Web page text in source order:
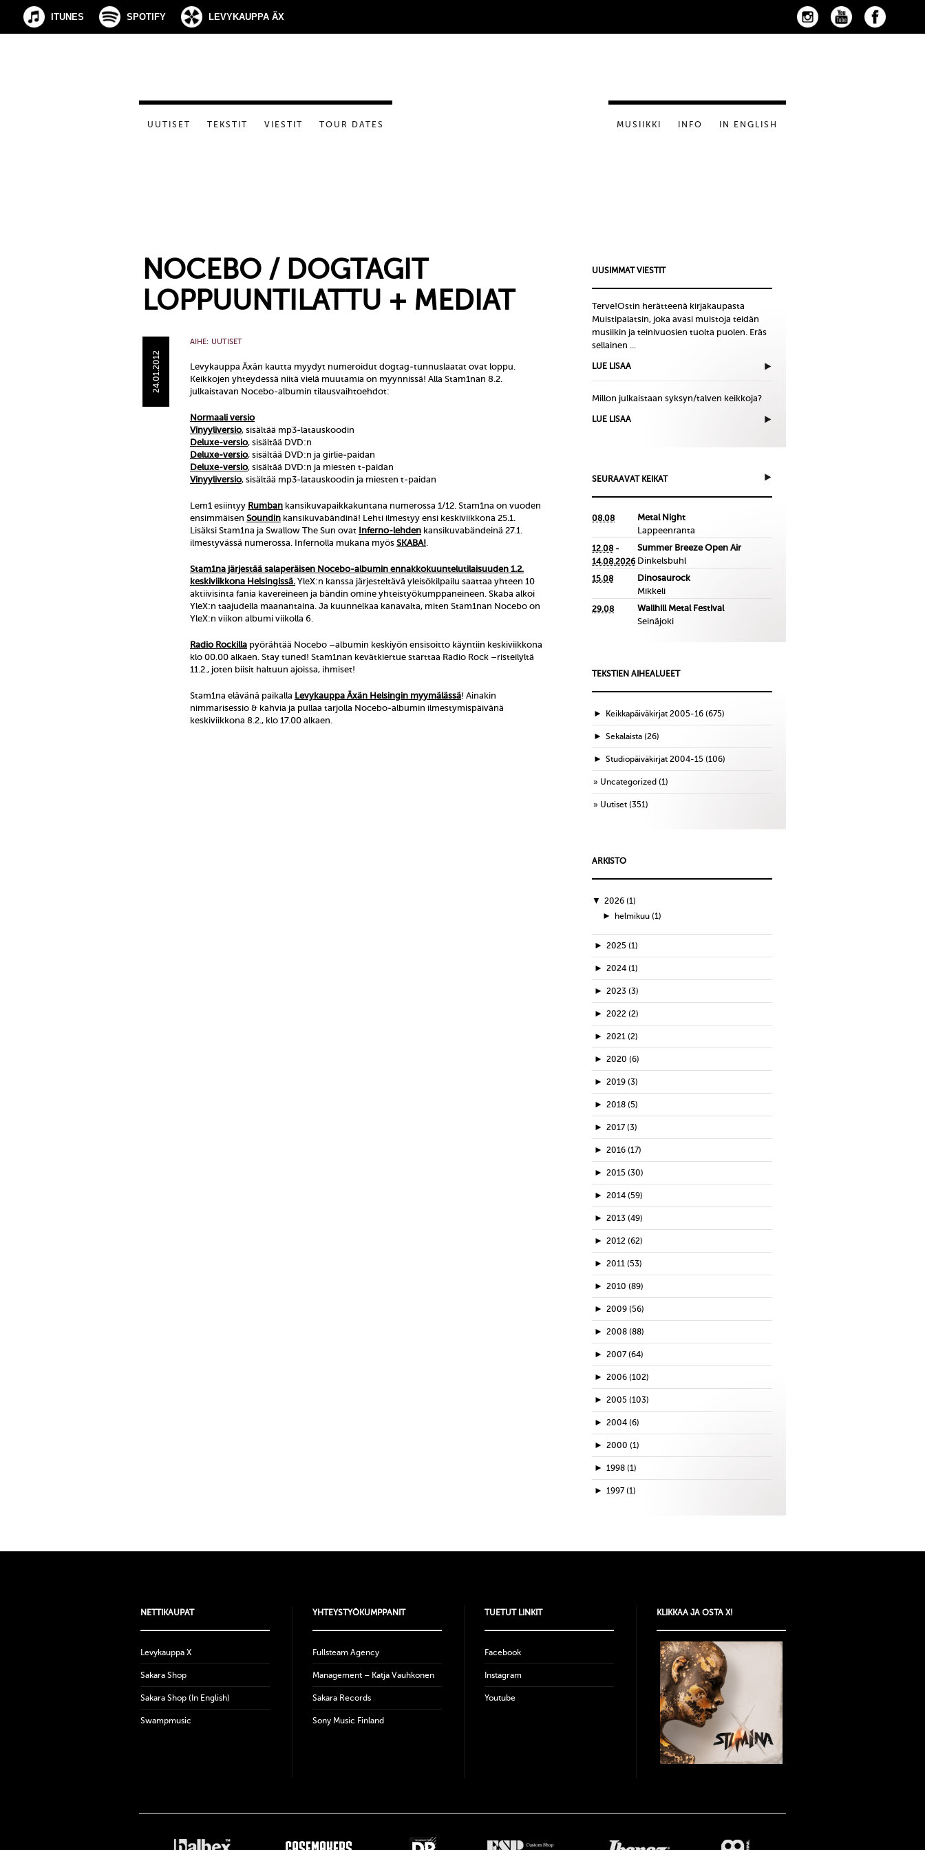
ITUNES SPOTIFY LEVYKAUPPA ÄX
UUTISET TEKSTIT VIESTIT TOUR DATES MUSIIKKI INFO IN ENGLISH
NOCEBO / DOGTAGIT
LOPPUUNTILATTU + MEDIAT
24.01.2012
AIHE: UUTISET
Levykauppa Äxän kautta myydyt numeroidut dogtag-tunnuslaatat ovat loppu.
Keikkojen yhteydessä niitä vielä muutamia on myynnissä! Alla Stam1nan 8.2.
julkaistavan Nocebo-albumin tilausvaihtoehdot:
Normaali versio
Vinyyliversio, sisältää mp3-latauskoodin
Deluxe-versio, sisältää DVD:n
Deluxe-versio, sisältää DVD:n ja girlie-paidan
Deluxe-versio, sisältää DVD:n ja miesten t-paidan
Vinyyliversio, sisältää mp3-latauskoodin ja miesten t-paidan
Lem1 esiintyy Rumban kansikuvapaikkakuntana numerossa 1/12. Stam1na on vuoden
ensimmäisen Soundin kansikuvabändinä! Lehti ilmestyy ensi keskiviikkona 25.1.
Lisäksi Stam1na ja Swallow The Sun ovat Inferno-lehden kansikuvabändeinä 27.1.
ilmestyvässä numerossa. Infernolla mukana myös SKABA!.
Stam1na järjestää salaperäisen Nocebo-albumin ennakkokuuntelutilaisuuden 1.2.
keskiviikkona Helsingissä. YleX:n kanssa järjesteltävä yleisökilpailu saattaa yhteen 10
aktiivisinta fania kavereineen ja bändin omine yhteistyökumppaneineen. Skaba alkoi
YleX:n taajudella maanantaina. Ja kuunnelkaa kanavalta, miten Stam1nan Nocebo on
YleX:n viikon albumi viikolla 6.
Radio Rockilla pyörähtää Nocebo –albumin keskiyön ensisoitto käyntiin keskiviikkona
klo 00.00 alkaen. Stay tuned! Stam1nan kevätkiertue starttaa Radio Rock –risteilyltä
11.2., joten biisit haltuun ajoissa, ihmiset!
Stam1na elävänä paikalla Levykauppa Äxän Helsingin myymälässä! Ainakin
nimmarisessio & kahvia ja pullaa tarjolla Nocebo-albumin ilmestymispäivänä
keskiviikkona 8.2., klo 17.00 alkaen.
UUSIMMAT VIESTIT
Terve!Ostin herätteenä kirjakaupasta
Muistipalatsin, joka avasi muistoja teidän
musiikin ja teinivuosien tuolta puolen. Eräs
sellainen ...
LUE LISAA
Millon julkaistaan syksyn/talven keikkoja?
LUE LISAA
SEURAAVAT KEIKAT
08.08
Metal Night
Lappeenranta
12.08 -
14.08.2026
Summer Breeze Open Air
Dinkelsbuhl
15.08
Dinosaurock
Mikkeli
29.08
Wallhill Metal Festival
Seinäjoki
TEKSTIEN AIHEALUEET
► Keikkapäiväkirjat 2005-16 (675)
► Sekalaista (26)
► Studiopäiväkirjat 2004-15 (106)
Uncategorized (1)
Uutiset (351)
ARKISTO
▼ 2026 (1)
► helmikuu (1)
► 2025 (1)
► 2024 (1)
► 2023 (3)
► 2022 (2)
► 2021 (2)
► 2020 (6)
► 2019 (3)
► 2018 (5)
► 2017 (3)
► 2016 (17)
► 2015 (30)
► 2014 (59)
► 2013 (49)
► 2012 (62)
► 2011 (53)
► 2010 (89)
► 2009 (56)
► 2008 (88)
► 2007 (64)
► 2006 (102)
► 2005 (103)
► 2004 (6)
► 2000 (1)
► 1998 (1)
► 1997 (1)
NETTIKAUPAT
Levykauppa X
Sakara Shop
Sakara Shop (In English)
Swampmusic
YHTEYSTYÖKUMPPANIT
Fullsteam Agency
Management – Katja Vauhkonen
Sakara Records
Sony Music Finland
TUETUT LINKIT
Facebook
Instagram
Youtube
KLIKKAA JA OSTA X!